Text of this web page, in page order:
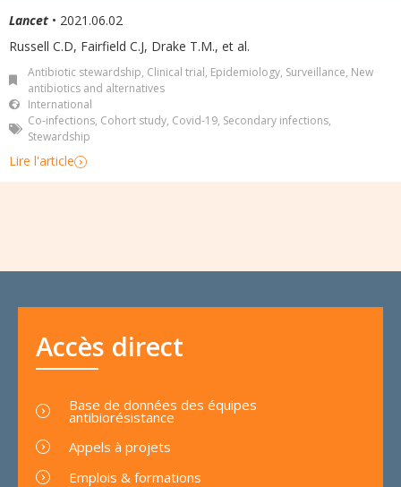
Lancet • 2021.06.02
Russell C.D, Fairfield C.J, Drake T.M., et al.
Antibiotic stewardship, Clinical trial, Epidemiology, Surveillance, New
antibiotics and alternatives
International
Co-infections, Cohort study, Covid-19, Secondary infections,
Stewardship
Lire l'article
Accès direct
Base de données des équipes
antibiorésistance
Appels à projets
Emplois & formations